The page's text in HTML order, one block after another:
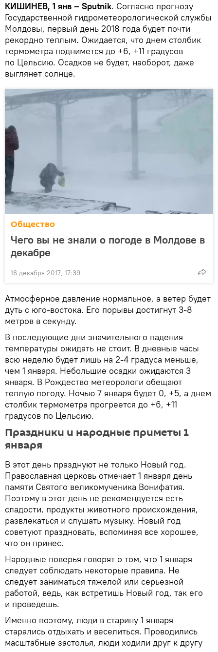
КИШИНЕВ, 1 янв – Sputnik. Согласно прогнозу
Государственной гидрометеорологической службы
Молдовы, первый день 2018 года будет почти
рекордно теплым. Ожидается, что днем столбик
термометра поднимется до +6, +11 градусов
по Цельсию. Осадков не будет, наоборот, даже
выглянет солнце.
Общество
Чего вы не знали о погоде в Молдове в
декабре
16 декабря 2017, 17:39
Атмосферное давление нормальное, а ветер будет
дуть с юго-востока. Его порывы достигнут 3-8
метров в секунду.
В последующие дни значительного падения
температуры ожидать не стоит. В дневные часы
всю неделю будет лишь на 2-4 градуса меньше,
чем 1 января. Небольшие осадки ожидаются 3
января. В Рождество метеорологи обещают
теплую погоду. Ночью 7 января будет 0, +5, а днем
столбик термометра прогреется до +6, +11
градусов по Цельсию.
Праздники и народные приметы 1
января
В этот день празднуют не только Новый год.
Православная церковь отмечает 1 января день
памяти Святого великомученика Вонифатия.
Поэтому в этот день не рекомендуется есть
сладости, продукты животного происхождения,
развлекаться и слушать музыку. Новый год
советуют праздновать, вспоминая все хорошее,
что он принес.
Народные поверья говорят о том, что 1 января
следует соблюдать некоторые правила. Не
следует заниматься тяжелой или серьезной
работой, ведь, как встретишь Новый год, так его
и проведешь.
Именно поэтому, люди в старину 1 января
старались отдыхать и веселиться. Проводились
масштабные застолья, люди ходили друг к другу